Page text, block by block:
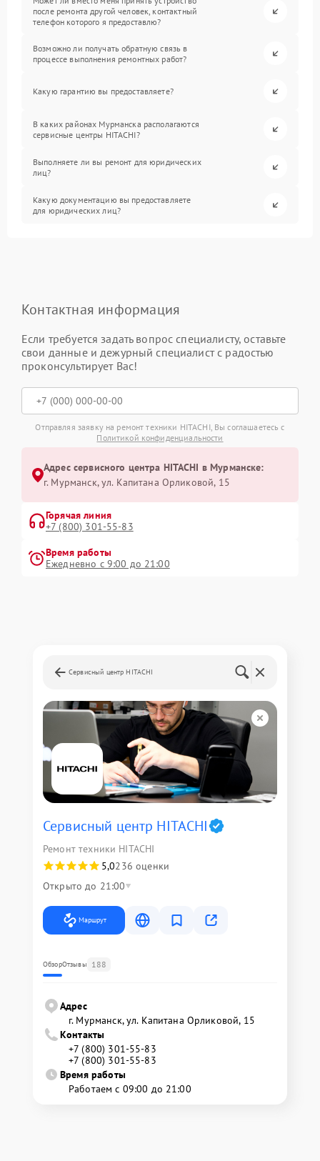
после ремонта другой человек, контактный
телефон которого я предоставлю?
Возможно ли получать обратную связь в
процессе выполнения ремонтных работ?
Какую гарантию вы предоставляете?
В каких районах Мурманска располагаются
сервисные центры HITACHI?
Выполняете ли вы ремонт для юридических
лиц?
Какую документацию вы предоставляете
для юридических лиц?
Контактная информация
Если требуется задать вопрос специалисту, оставьте
свои данные и дежурный специалист с радостью
проконсультирует Вас!
Отправляя заявку на ремонт техники HITACHI, Вы соглашаетесь с
Политикой конфиденциальности
Адрес сервисного центра HITACHI в Мурманске:
г. Мурманск, ул. Капитана Орликовой, 15
Горячая линия
+7 (800) 301-55-83
Время работы
Ежедневно с 9:00 до 21:00
Сервисный центр HITACHI
Сервисный центр HITACHI
Ремонт техники HITACHI
5,0236 оценки
Открыто до 21:00
Маршрут
ОбзорОтзывы 188
Адрес
г. Мурманск, ул. Капитана Орликовой, 15
Контакты
+7 (800) 301-55-83
+7 (800) 301-55-83
Время работы
Работаем с 09:00 до 21:00